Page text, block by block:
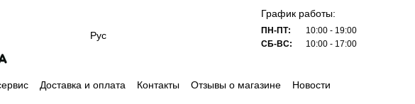
Рус
График работы:
ПН-ПТ:
10:00 - 19:00
СБ-ВС:
10:00 - 17:00
Доставка и оплата Контакты Отзывы о магазине
Новости